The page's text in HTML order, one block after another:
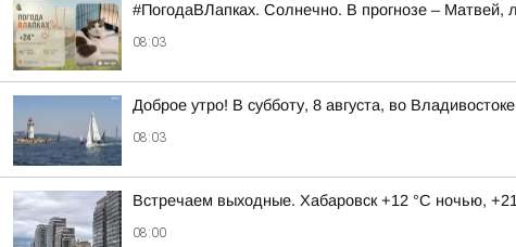
#ПогодаВЛапках. Солнечно. В прогнозе – Матвей,
08:03
Доброе утро! В субботу, 8 августа, во
08:03
Встречаем выходные. Хабаровск +12 °C ночью,
08:00